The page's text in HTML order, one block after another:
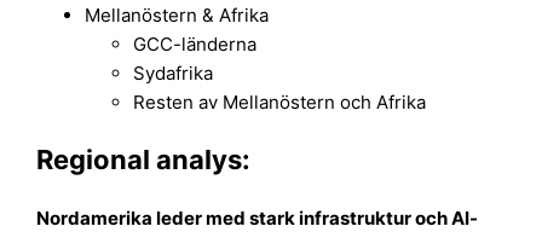
Mellanöstern & Afrika
GCC-länderna
Sydafrika
Resten av Mellanöstern och Afrika
Regional analys:
Nordamerika leder med stark infrastruktur och AI-